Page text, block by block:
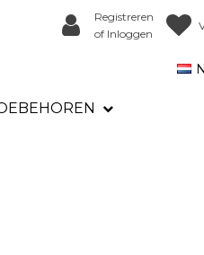
Registreren
of Inloggen